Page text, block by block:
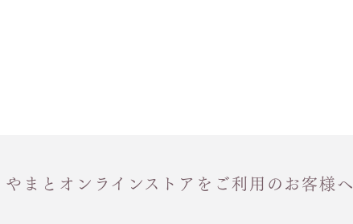
やまとオンラインストアをご利用のお客様へ